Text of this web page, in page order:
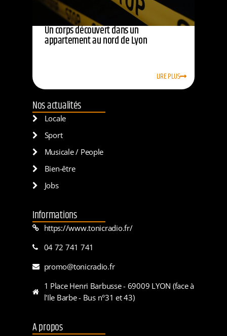
Un corps découvert dans un
appartement au nord de Lyon
LIRE PLUS
Nos actualités
Locale
Sport
Musicale / People
Bien-être
Jobs
Informations
https://www.tonicradio.fr/
04 72 741 741
promo@tonicradio.fr
1 Place Henri Barbusse - 69009 LYON (face à
l'Ile Barbe - Bus n°31 et 43)
A propos